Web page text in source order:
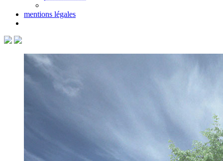
mentions légales